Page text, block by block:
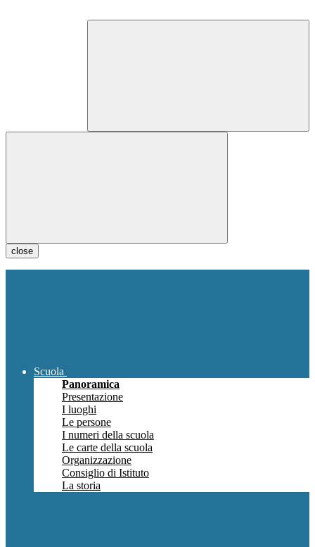
close
Scuola
Panoramica
Presentazione
I luoghi
Le persone
I numeri della scuola
Le carte della scuola
Organizzazione
Consiglio di Istituto
La storia